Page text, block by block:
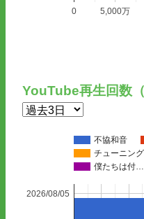
0 5,000万
YouTube再生回数（
不協和音
チューニング
僕たちは付…
2026/08/05